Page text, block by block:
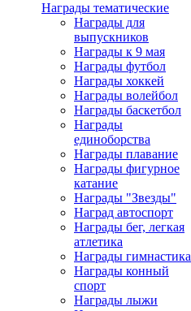
Награды тематические
Награды для
выпускников
Награды к 9 мая
Награды футбол
Награды хоккей
Награды волейбол
Награды баскетбол
Награды
единоборства
Награды плавание
Награды фигурное
катание
Награды "Звезды"
Наград автоспорт
Награды бег, легкая
атлетика
Награды гимнастика
Награды конный
спорт
Награды лыжи